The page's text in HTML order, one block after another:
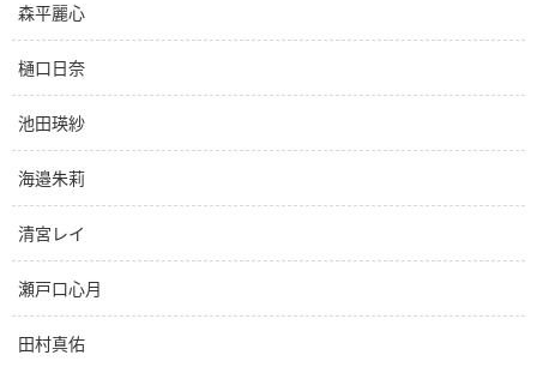
森平麗心
樋口日奈
池田瑛紗
海邉朱莉
清宮レイ
瀬戸口心月
田村真佑